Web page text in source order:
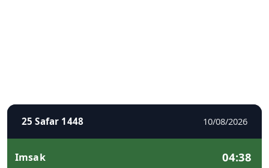
25 Safar 1448 10/08/2026
Imsak 04:38